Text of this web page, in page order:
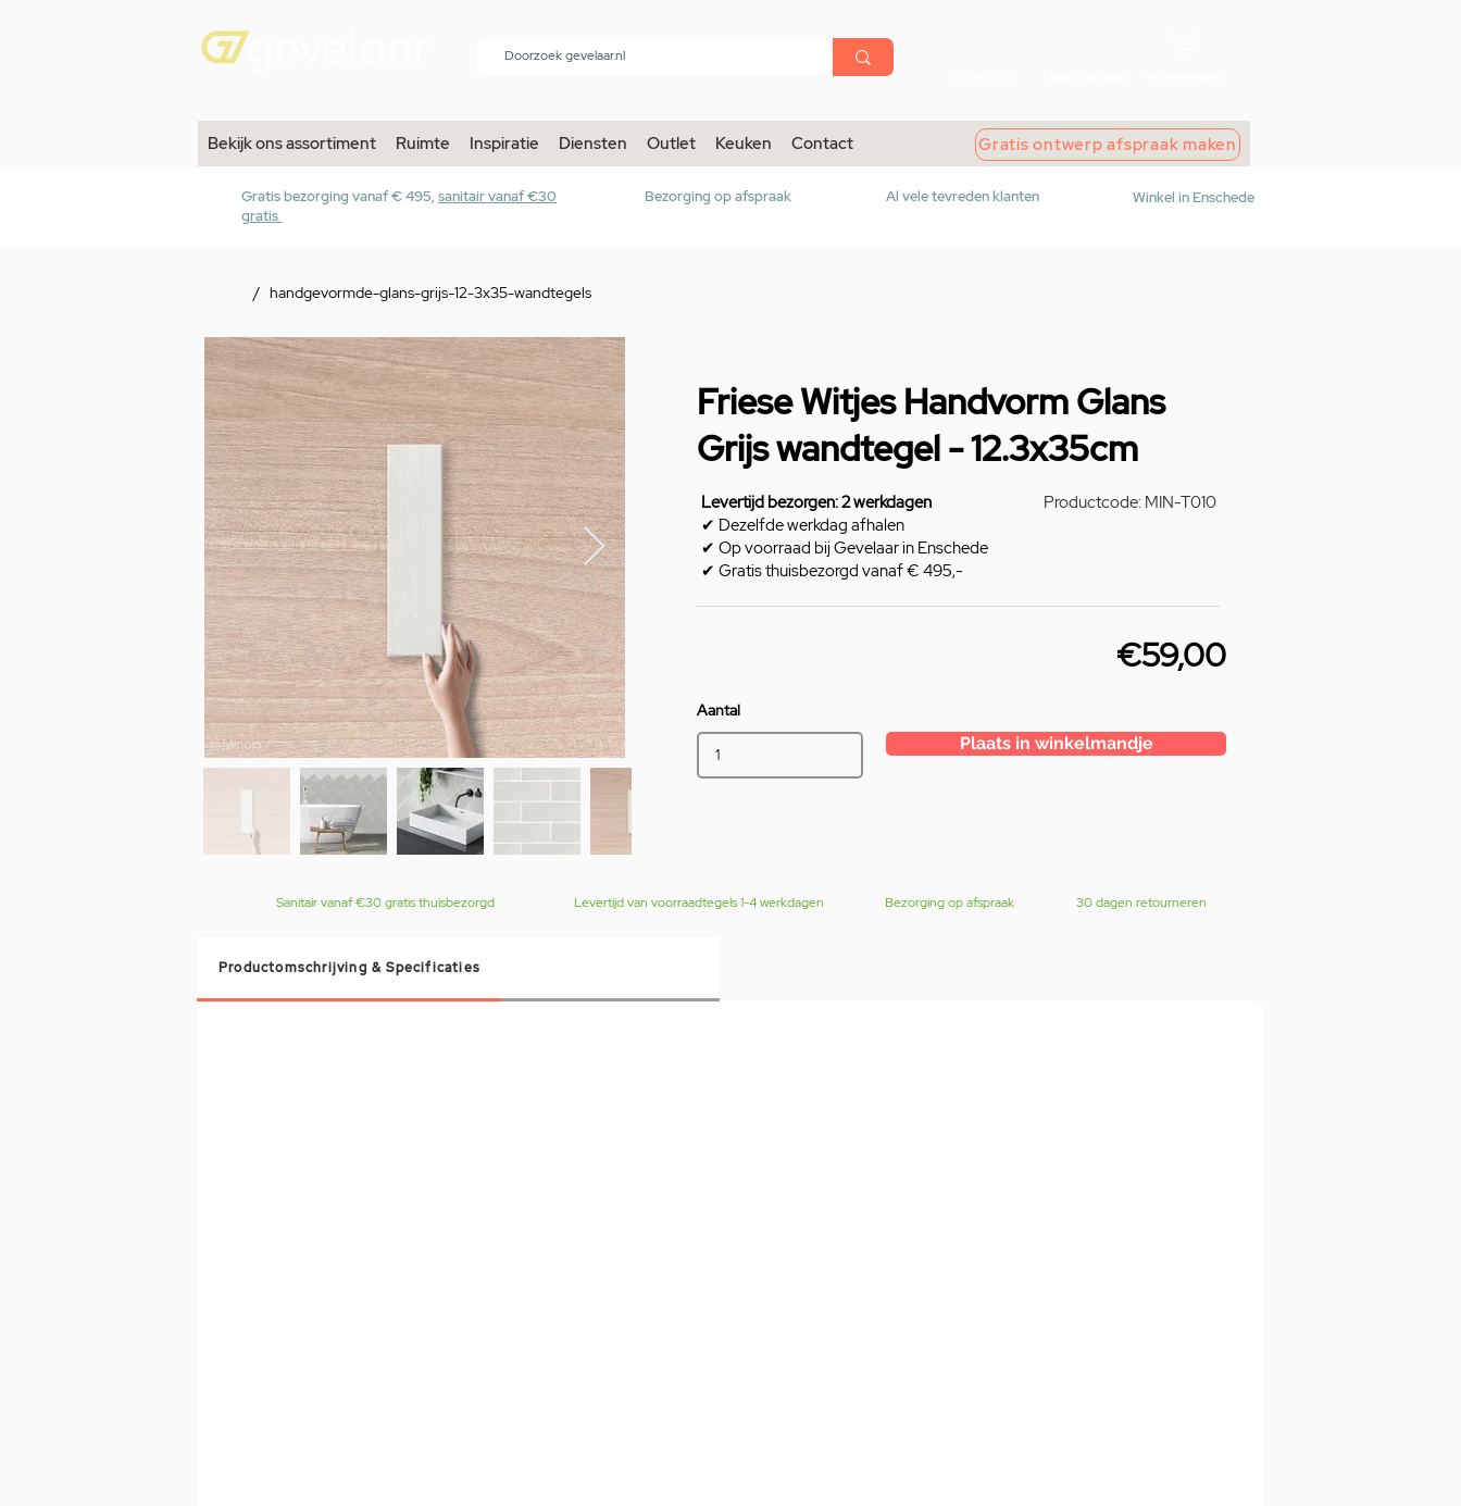
menu
Bekijk ons assortiment Ruimte Inspiratie Diensten Outlet Keuken Contact Gratis ontwerp afspraak maken
Gratis bezorging vanaf € 495, sanitair vanaf €30
gratis
Bezorging op afspraak Al vele tevreden klanten Winkel in Enschede
/ handgevormde-glans-grijs-12-3x35-wandtegels
Friese Witjes Handvorm Glans
Grijs wandtegel - 12.3x35cm
Levertijd bezorgen: 2 werkdagen
✔ Dezelfde werkdag afhalen
✔ Op voorraad bij Gevelaar in Enschede
✔ Gratis thuisbezorgd vanaf € 495,-
Productcode: MIN-T010
€59,00
Aantal
Plaats in winkelmandje
Sanitair vanaf €30 gratis thuisbezorgd Levertijd van voorraadtegels 1-4 werkdagen Bezorging op afspraak 30 dagen retourneren
Productomschrijving & Specificaties